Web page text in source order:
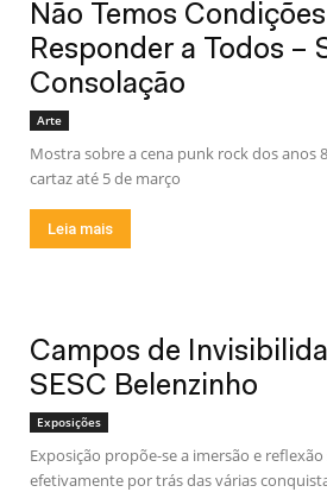
Não Temos
Responder a Todos –
Consolação
Arte
Mostra sobre a cena punk rock dos anos
cartaz até 5 de março
Leia mais
Campos de
SESC Belenzinho
Exposições
Exposição propõe-se a imersão e
efetivamente por trás das várias